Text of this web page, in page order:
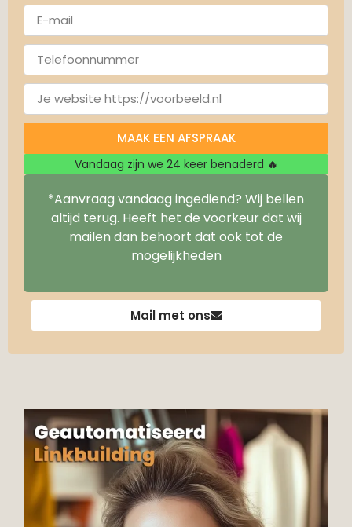
MAAK EEN AFSPRAAK
Vandaag zijn we 24 keer benaderd 🔥
*Aanvraag vandaag ingediend? Wij bellen
altijd terug. Heeft het de voorkeur dat wij
mailen dan behoort dat ook tot de
mogelijkheden
Mail met ons